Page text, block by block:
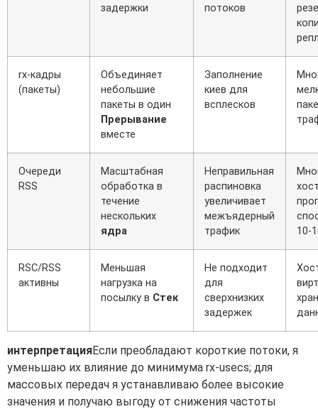
задержки
потоков
rx-кадры
(пакеты)
Объединяет
небольшие
пакеты в один
Прерывание
вместе
Заполнение
киев для
всплесков
Очереди
RSS
Масштабная
обработка в
течение
нескольких
ядра
Неправильная
распиновка
увеличивает
межъядерный
трафик
10-
RSC/RSS
активны
Меньшая
нагрузка на
посылку в Стек
Не подходит
для
сверхнизких
задержек
интерпретацияЕсли преобладают короткие потоки, я
уменьшаю их влияние до минимума rx-usecs; для
массовых передач я устанавливаю более высокие
значения и получаю выгоду от снижения частоты